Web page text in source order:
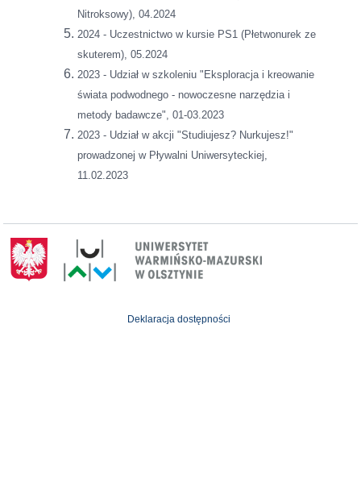
Nitroksowy), 04.2024
2024 - Uczestnictwo w kursie PS1 (Płetwonurek ze
skuterem), 05.2024
2023 - Udział w szkoleniu "Eksploracja i kreowanie
świata podwodnego - nowoczesne narzędzia i
metody badawcze", 01-03.2023
2023 - Udział w akcji "Studiujesz? Nurkujesz!"
prowadzonej w Pływalni Uniwersyteckiej,
11.02.2023
Deklaracja dostępności